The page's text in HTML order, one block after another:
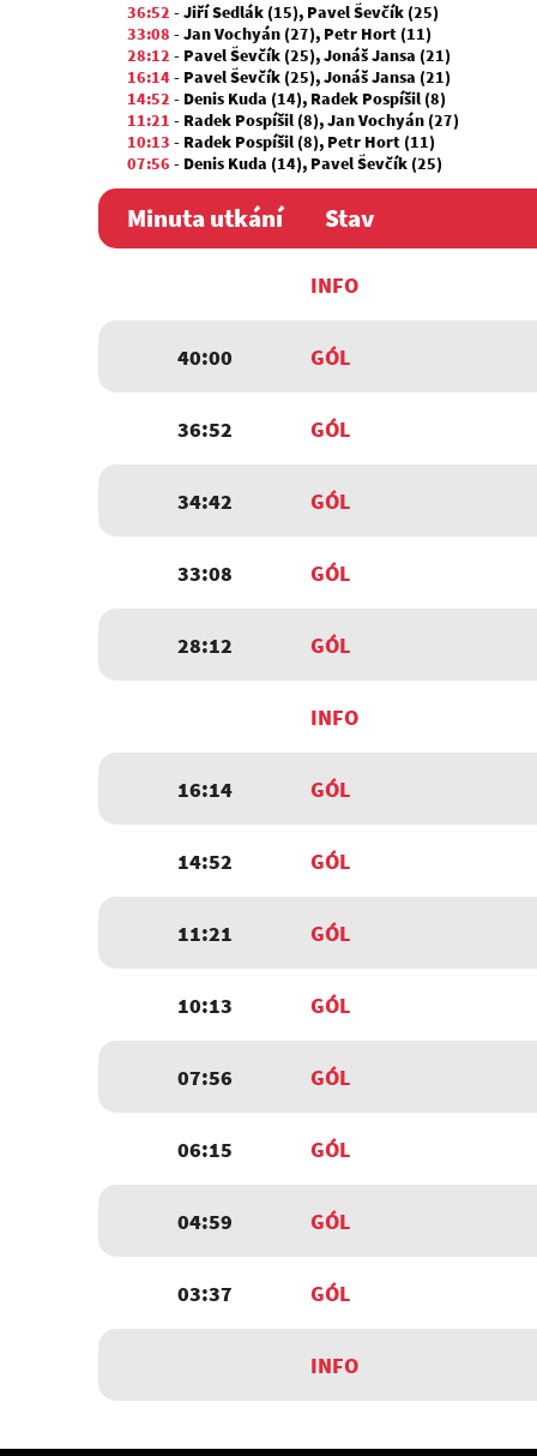
36:52 -Jiří Sedlák (15), Pavel Ševčík (25)
33:08 -Jan Vochyán (27), Petr Hort (11)
28:12 - Pavel Ševčík (25),Jonáš Jansa (21)
16:14- Pavel Ševčík (25),Jonáš Jansa (21)
14:52 - Denis Kuda (14), Radek Pospíšil (8)
11:21 - Radek Pospíšil (8),Jan Vochyán (27)
10:13 - Radek Pospíšil (8), Petr Hort (11)
07:56 - Denis Kuda (14), Pavel Ševčík (25)
06:15-Jakub Vochyán (30),Jiří Sedlák (15)
04:59
Jan Vochyán (27)
Minuta utkání Stav
INFO
40:00 GÓL
36:52 GÓL
34:42 GÓL
33:08 GÓL
28:12 GÓL
INFO
16:14 GÓL
14:52 GÓL
11:21 GÓL
10:13 GÓL
07:56 GÓL
06:15 GÓL
04:59 GÓL
03:37 GÓL
INFO